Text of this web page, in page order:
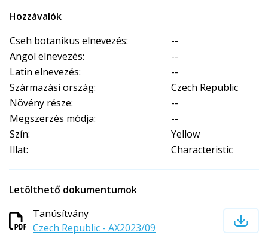
Hozzávalók
Cseh botanikus elnevezés:
--
Angol elnevezés:
--
Latin elnevezés:
--
Származási ország:
Czech Republic
Növény része:
--
Megszerzés módja:
--
Szín:
Yellow
Illat:
Characteristic
Letölthető dokumentumok
Tanúsítvány
Czech Republic - AX2023/09